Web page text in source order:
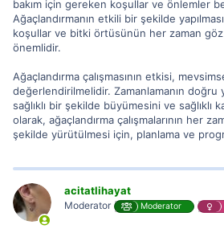
bakım için gereken koşullar ve önlemler
Ağaçlandırmanın etkili bir şekilde
koşullar ve bitki örtüsünün her zaman
önemlidir.
Ağaçlandırma çalışmasının etkisi,
değerlendirilmelidir. Zamanlamanın doğru
sağlıklı bir şekilde büyümesini ve sağlıklı
olarak, ağaçlandırma çalışmalarının her
şekilde yürütülmesi için, planlama ve
acitatlihayat
Moderator Moderator